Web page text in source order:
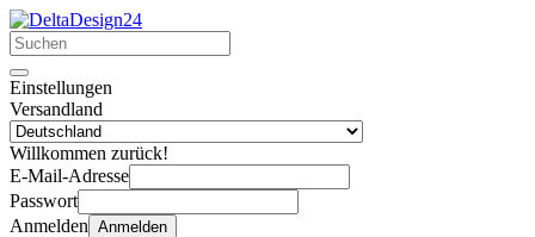
Einstellungen
Versandland
Willkommen zurück!
E-Mail-Adresse
Passwort
Anmelden Anmelden